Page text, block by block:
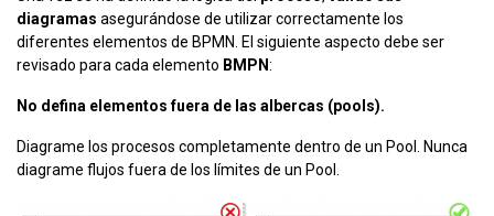
diagramas asegurándose de utilizar correctamente los
diferentes elementos de BPMN. El siguiente aspecto debe ser
revisado para cada elemento BMPN:
No defina elementos fuera de las albercas (pools).
Diagrame los procesos completamente dentro de un Pool. Nunca
diagrame flujos fuera de los límites de un Pool.